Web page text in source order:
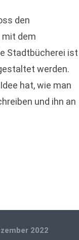
den
mit dem
Stadtbücherei ist
werden.
hat, wie man
und ihn an
2022